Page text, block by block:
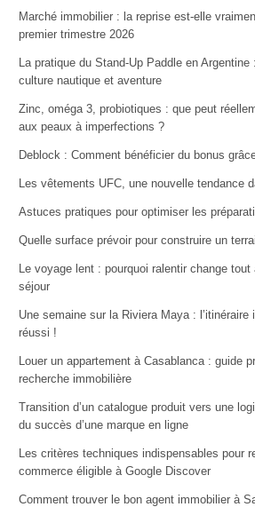
Marché immobilier : la reprise est-elle
premier trimestre 2026
La pratique du Stand-Up Paddle en Argentine
culture nautique et aventure
Zinc, oméga 3, probiotiques : que peut
aux peaux à imperfections ?
Deblock : Comment bénéficier du bonus
Les vêtements UFC, une nouvelle tendance
Astuces pratiques pour optimiser les
Quelle surface prévoir pour construire un
Le voyage lent : pourquoi ralentir change tout
séjour
Une semaine sur la Riviera Maya : l’itinéraire
réussi !
Louer un appartement à Casablanca : guide
recherche immobilière
Transition d’un catalogue produit vers une
du succès d’une marque en ligne
Les critères techniques indispensables pour
commerce éligible à Google Discover
Comment trouver le bon agent immobilier à